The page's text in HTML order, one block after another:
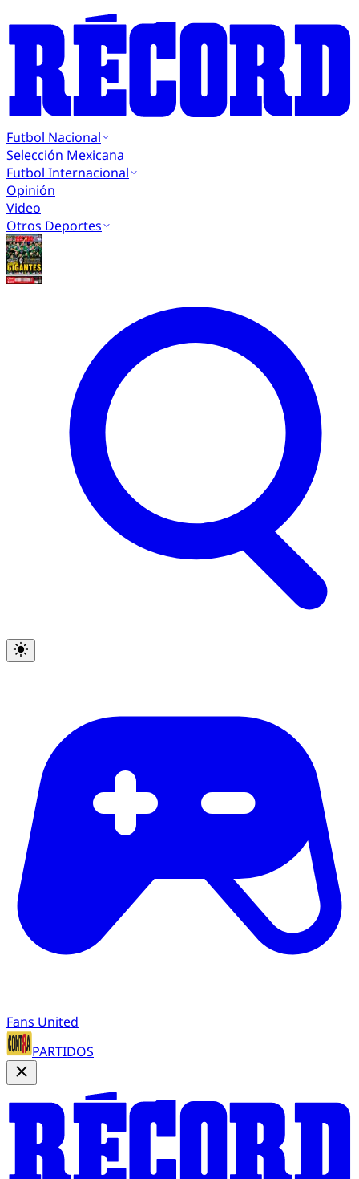
Futbol Nacional
Selección Mexicana
Futbol Internacional
Opinión
Video
Otros Deportes
Fans United
PARTIDOS